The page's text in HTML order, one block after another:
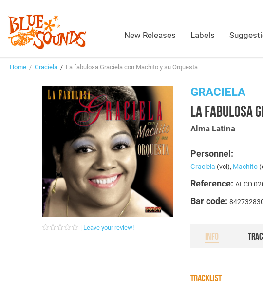
New Releases Labels
Home / Graciela / La fabulosa Graciela con Machito y su Orquesta
Leave your review!
GRACIELA
LA FABULOSA
Alma Latina
Personnel:
Graciela (vcl), Machito
Reference:ALCD
Bar code:
INFO
TRACKLIST